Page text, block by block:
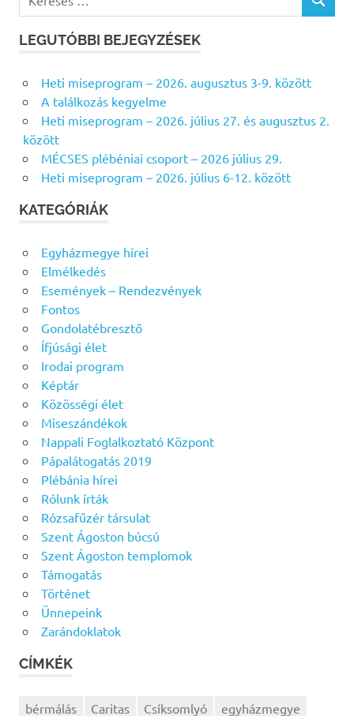
e
é
s
f
o
r
K
É
LEGUTÓBBI BEJEGYZÉSEK
Heti miseprogram – 2026. augusztus 3-9. között
A találkozás kegyelme
Heti miseprogram – 2026. július 27. és augusztus 2.
között
MÉCSES plébéniai csoport – 2026 július 29.
Heti miseprogram – 2026. július 6-12. között
KATEGÓRIÁK
Egyházmegye hírei
Elmélkedés
Események – Rendezvények
Fontos
Gondolatébresztő
Ífjúsági élet
Irodai program
Képtár
Közösségi élet
Miseszándékok
Nappali Foglalkoztató Központ
Pápalátogatás 2019
Plébánia hírei
Rólunk írták
Rózsafűzér társulat
Szent Ágoston búcsú
Szent Ágoston templomok
Támogatás
Történet
Ünnepeink
Zarándoklatok
CÍMKÉK
bérmálás Caritas Csíksomlyó egyházmegye